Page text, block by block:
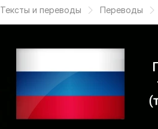
Тексты и переводы Переводы